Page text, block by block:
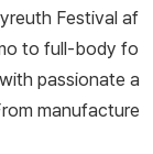
Festival af
to full-body fo
passionate a
manufacture